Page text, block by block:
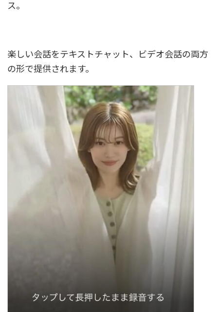
ス。
楽しい会話をテキストチャット、ビデオ会話の両方
の形で提供されます。